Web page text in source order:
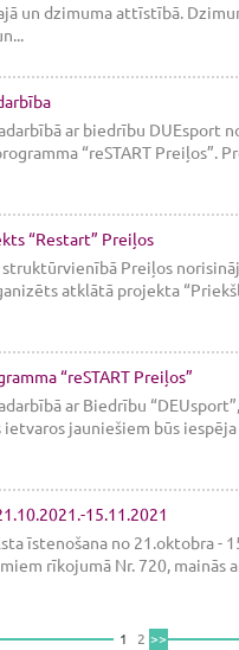
un dzimuma attīstībā.
ar biedrību DUEsport
“reSTART Preiļos”.
“Restart” Preiļos
struktūrvienībā Preiļos
atklātā projekta
“reSTART Preiļos”
ar Biedrību
ietvaros jauniešiem būs
15.11.2021
īstenošana no 21.oktobra -
rīkojumā Nr. 720, mainās
1
2 >>